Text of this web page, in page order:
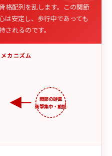
格配列を乱します。この関節
は安定し、歩行中であっても
れるのです。
カニズム
関節の硬直
衝撃集中・動揺